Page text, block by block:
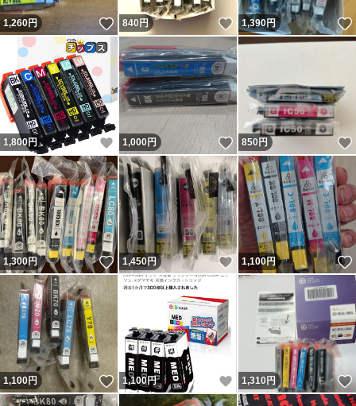
1,260円 いいね！
840 円 いいね！
1,390円
1,800円 いいね！
1,000円 いいね！
850円
1,300円 いいね！
1,450円 いいね！
1,100円
1,100円 いいね！
1,100円 いいね！
1,310円